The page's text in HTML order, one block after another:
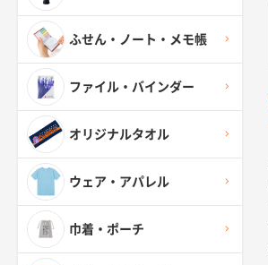
ふせん・ノート・メモ帳
ファイル・バインダー
オリジナルタオル
ウェア・アパレル
巾着・ポーチ